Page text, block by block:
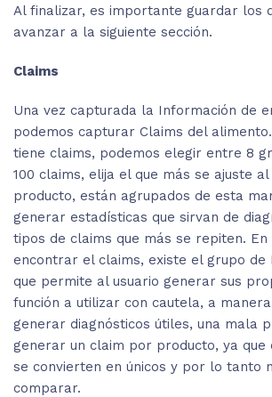
Al finalizar, es importante guardar los
avanzar a la siguiente sección.
Claims
Una vez capturada la Información de
podemos capturar Claims del
tiene claims, podemos elegir entre 8
100 claims, elija el que más se ajuste
producto, están agrupados de esta
generar estadísticas que sirvan de
tipos de claims que más se repiten. En
encontrar el claims, existe el grupo de
que permite al usuario generar sus
función a utilizar con cautela, a
generar diagnósticos útiles, una mala
generar un claim por producto, ya que
se convierten en únicos y por lo tanto
comparar.